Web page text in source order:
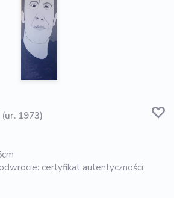
(ur. 1973)
certyfikat autentyczności